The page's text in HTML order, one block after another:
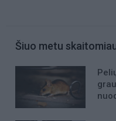
Šiuo metu